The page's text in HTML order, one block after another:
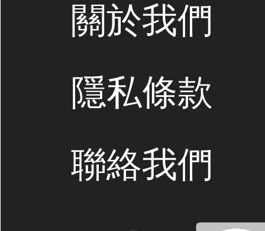
關於我們
隱私條款
聯絡我們